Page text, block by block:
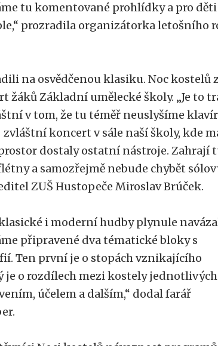
tu komentované prohlídky a pro děti
prozradila organizátorka letošního
na osvědčenou klasiku. Noc kostelů
žáků Základní umělecké školy. „Je to
v tom, že tu téměř neuslyšíme
koncert v sále naší školy, kde
dostaly ostatní nástroje. Zahrají
a samozřejmě nebude chybět
ZUŠ Hustopeče Miroslav Brúček.
i moderní hudby plynule
připravené dva tématické bloky s
Ten první je o stopách vznikajícího
je o rozdílech mezi kostely
účelem a dalším,“ dodal farář